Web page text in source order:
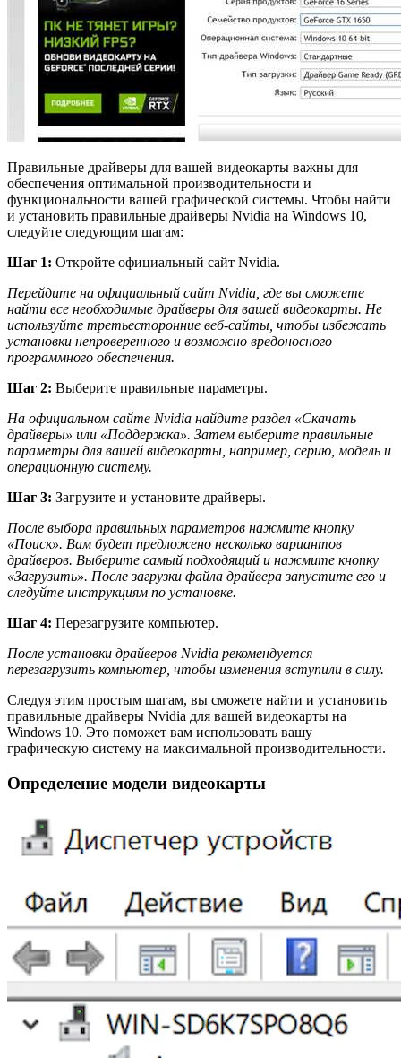
Правильные драйверы для вашей видеокарты важны для
обеспечения оптимальной производительности и
функциональности вашей графической системы. Чтобы найти
и установить правильные драйверы Nvidia на Windows 10,
следуйте следующим шагам:
Шаг 1: Откройте официальный сайт Nvidia.
Перейдите на официальный сайт Nvidia, где вы сможете
найти все необходимые драйверы для вашей видеокарты. Не
используйте третьесторонние веб-сайты, чтобы избежать
установки непроверенного и возможно вредоносного
программного обеспечения.
Шаг 2: Выберите правильные параметры.
На официальном сайте Nvidia найдите раздел «Скачать
драйверы» или «Поддержка». Затем выберите правильные
параметры для вашей видеокарты, например, серию, модель и
операционную систему.
Шаг 3: Загрузите и установите драйверы.
После выбора правильных параметров нажмите кнопку
«Поиск». Вам будет предложено несколько вариантов
драйверов. Выберите самый подходящий и нажмите кнопку
«Загрузить». После загрузки файла драйвера запустите его и
следуйте инструкциям по установке.
Шаг 4: Перезагрузите компьютер.
После установки драйверов Nvidia рекомендуется
перезагрузить компьютер, чтобы изменения вступили в силу.
Следуя этим простым шагам, вы сможете найти и установить
правильные драйверы Nvidia для вашей видеокарты на
Windows 10. Это поможет вам использовать вашу
графическую систему на максимальной производительности.
Определение модели видеокарты